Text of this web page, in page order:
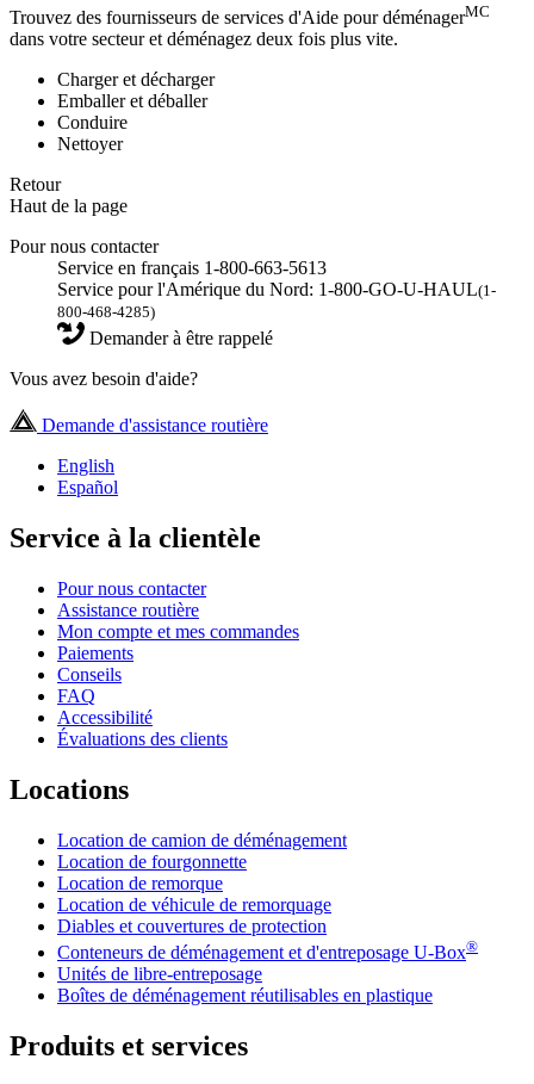
Trouvez des fournisseurs de services d'Aide pour déménagerMC
dans votre secteur et déménagez deux fois plus vite.
Charger et décharger
Emballer et déballer
Conduire
Nettoyer
Retour
Haut de la page
Pour nous contacter
Service en français 1-800-663-5613
Service pour l'Amérique du Nord: 1-800-GO-U-HAUL(1-
800-468-4285)
Demander à être rappelé
Vous avez besoin d'aide?
Demande d'assistance routière
English
Español
Service à la clientèle
Pour nous contacter
Assistance routière
Mon compte et mes commandes
Paiements
Conseils
FAQ
Accessibilité
Évaluations des clients
Locations
Location de camion de déménagement
Location de fourgonnette
Location de remorque
Location de véhicule de remorquage
Diables et couvertures de protection
Conteneurs de déménagement et d'entreposage U-Box®
Unités de libre-entreposage
Boîtes de déménagement réutilisables en plastique
Produits et services